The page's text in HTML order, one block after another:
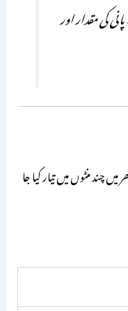
کی مقدار اور
چند منٹوں میں تیار کیا جا